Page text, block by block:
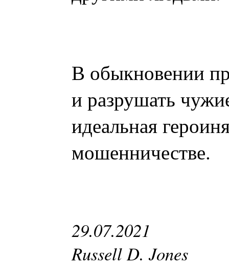
В обыкновении
и разрушать
идеальная
мошенничестве.
29.07.2021
Russell D. Jones